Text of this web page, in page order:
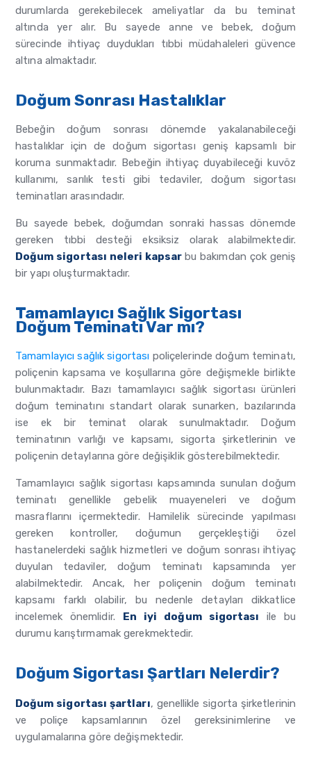
durumlarda gerekebilecek ameliyatlar da bu teminat
altında yer alır. Bu sayede anne ve bebek, doğum
sürecinde ihtiyaç duydukları tıbbi müdahaleleri güvence
altına almaktadır.
Doğum Sonrası Hastalıklar
Bebeğin doğum sonrası dönemde yakalanabileceği
hastalıklar için de doğum sigortası geniş kapsamlı bir
koruma sunmaktadır. Bebeğin ihtiyaç duyabileceği kuvöz
kullanımı, sarılık testi gibi tedaviler, doğum sigortası
teminatları arasındadır.
Bu sayede bebek, doğumdan sonraki hassas dönemde
gereken tıbbi desteği eksiksiz olarak alabilmektedir.
Doğum sigortası neleri kapsarbu bakımdan çok geniş
bir yapı oluşturmaktadır.
Tamamlayıcı Sağlık Sigortası
Doğum Teminatı Var mı?
Tamamlayıcı sağlık sigortası poliçelerinde doğum teminatı,
poliçenin kapsama ve koşullarına göre değişmekle birlikte
bulunmaktadır. Bazı tamamlayıcı sağlık sigortası ürünleri
doğum teminatını standart olarak sunarken, bazılarında
ise ek bir teminat olarak sunulmaktadır. Doğum
teminatının varlığı ve kapsamı, sigorta şirketlerinin ve
poliçenin detaylarına göre değişiklik gösterebilmektedir.
Tamamlayıcı sağlık sigortası kapsamında sunulan doğum
teminatı genellikle gebelik muayeneleri ve doğum
masraflarını içermektedir. Hamilelik sürecinde yapılması
gereken kontroller, doğumun gerçekleştiği özel
hastanelerdeki sağlık hizmetleri ve doğum sonrası ihtiyaç
duyulan tedaviler, doğum teminatı kapsamında yer
alabilmektedir. Ancak, her poliçenin doğum teminatı
kapsamı farklı olabilir, bu nedenle detayları dikkatlice
incelemek önemlidir. En iyi doğum sigortası ile bu
durumu karıştırmamak gerekmektedir.
Doğum Sigortası Şartları Nelerdir?
Doğum sigortası şartları, genellikle sigorta şirketlerinin
ve poliçe kapsamlarının özel gereksinimlerine ve
uygulamalarına göre değişmektedir.